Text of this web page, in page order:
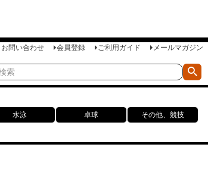
問い合わせ 会員登録 ご利用ガイド メールマガジン
水泳 卓球
その他、競技